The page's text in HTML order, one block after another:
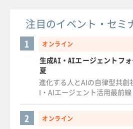
注目のイベント・セミ
オンライン
1
生成AI・AIエージェントフ
夏
進化する人とAIの自律型共創
I・AIエージェント活用最前線
オンライン
2